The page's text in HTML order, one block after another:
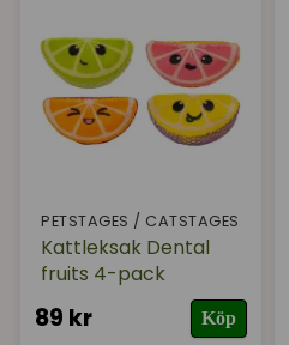
PETSTAGES / CATSTAGES
Kattleksak Dental
fruits 4-pack
89 kr Köp